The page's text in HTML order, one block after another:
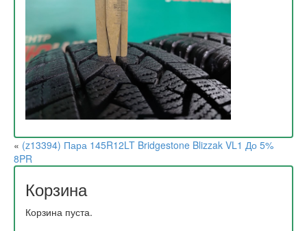
« (z13394) Пара 145R12LT Bridgestone Blizzak VL1 До 5%
8PR
Корзина
Корзина пуста.